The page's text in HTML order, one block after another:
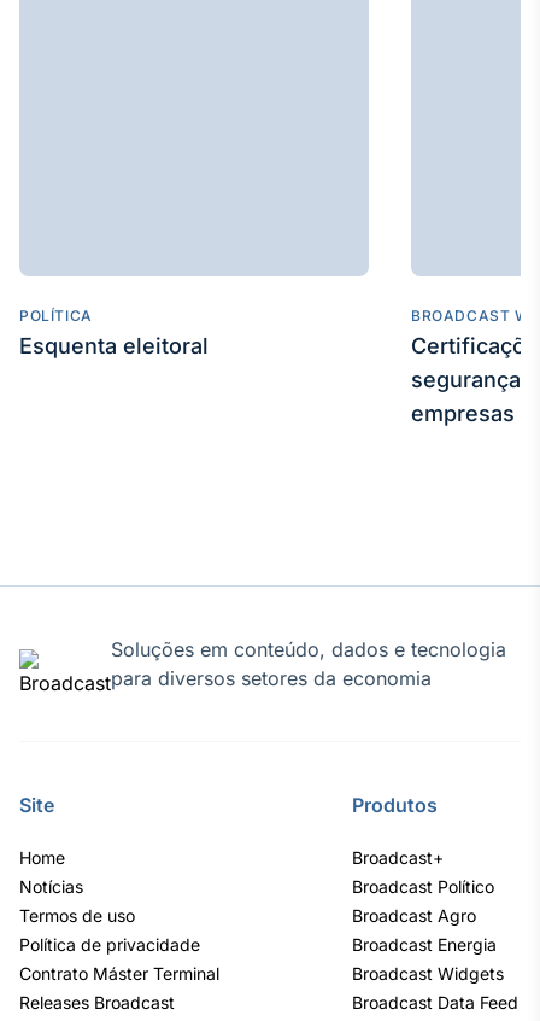
POLÍTICA
Esquenta eleitoral
BROADCAST
segurança
empresas
Soluções em conteúdo, dados e tecnologia
para diversos setores da economia
Site
Home
Notícias
Termos de uso
Política de privacidade
Contrato Máster Terminal
Releases Broadcast
Produtos
Broadcast+
Broadcast Político
Broadcast Agro
Broadcast Energia
Broadcast Widgets
Broadcast Data Feed